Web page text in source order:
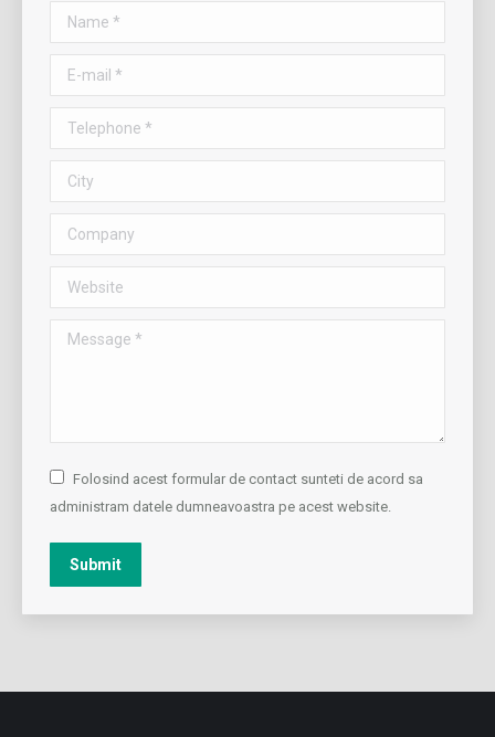
Name *
E-mail *
Telephone *
City
Company
Website
Message *
Folosind acest formular de contact sunteti de acord sa
administram datele dumneavoastra pe acest website.
Submit